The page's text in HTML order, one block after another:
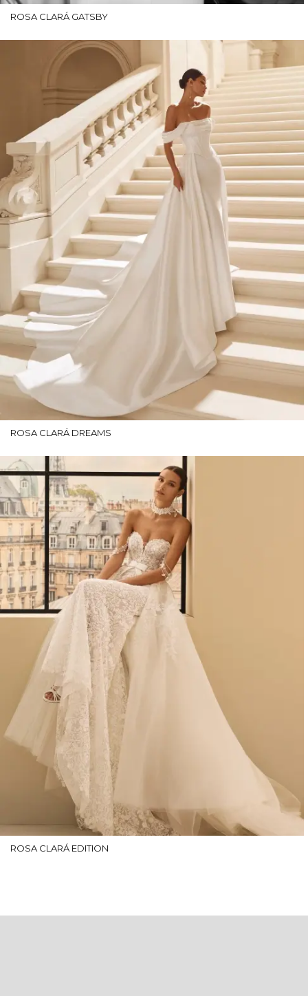
ROSA CLARÁ GATSBY
ROSA CLARÁ DREAMS
ROSA CLARÁ EDITION